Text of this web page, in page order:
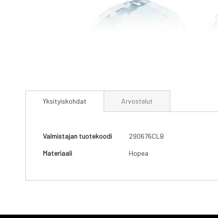
to
images
gallery
Yksityiskohdat
Yksityiskohdat
Valmistajan tuotekoodi 290676CLB
Materiaali Hopea
Arvostelut